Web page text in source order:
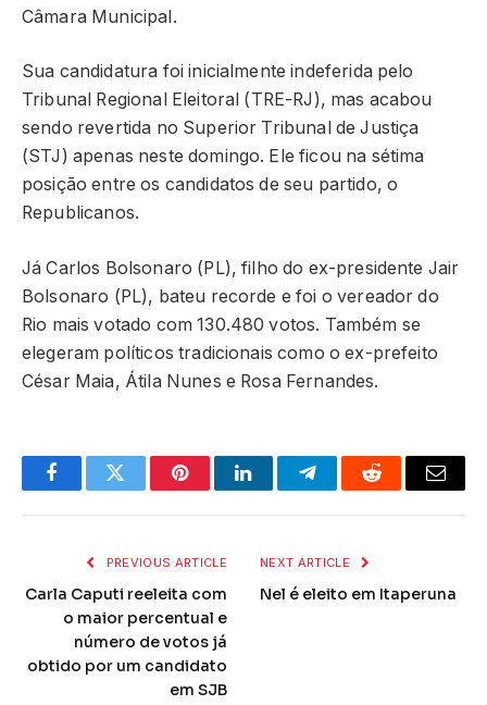
Câmara Municipal.
Sua candidatura foi inicialmente indeferida pelo
Tribunal Regional Eleitoral (TRE-RJ), mas acabou
sendo revertida no Superior Tribunal de Justiça
(STJ) apenas neste domingo. Ele ficou na sétima
posição entre os candidatos de seu partido, o
Republicanos.
Já Carlos Bolsonaro (PL), filho do ex-presidente Jair
Bolsonaro (PL), bateu recorde e foi o vereador do
Rio mais votado com 130.480 votos. Também se
elegeram políticos tradicionais como o ex-prefeito
César Maia, Átila Nunes e Rosa Fernandes.
FacebookTwitter PinterestLinkedInTelegramReddit Email
PREVIOUS ARTICLE
Carla Caputi reeleita com
o maior percentual e
número de votos já
obtido por um candidato
em SJB
NEXT ARTICLE
Nel é eleito em Itaperuna